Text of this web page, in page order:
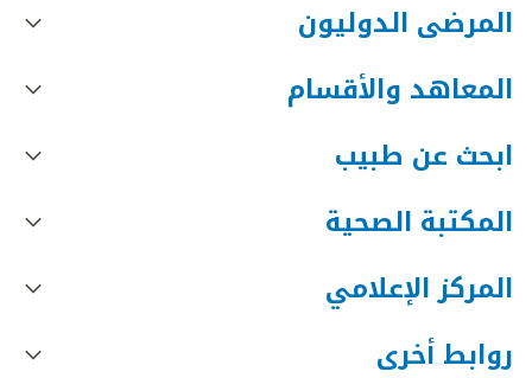
المرضى الدوليون
المعاهد والأقسام
ابحث عن طبيب
المكتبة الصحية
المركز الإعلامي
روابط أخرى